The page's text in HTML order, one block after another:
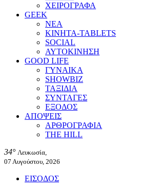
ΧΕΙΡΟΓΡΑΦΑ
GEEK
ΝΕΑ
ΚΙΝΗΤΑ-TABLETS
SOCIAL
ΑΥΤΟΚΙΝΗΣΗ
GOOD LIFE
ΓΥΝΑΙΚΑ
SHOWBIZ
ΤΑΞΙΔΙΑ
ΣΥΝΤΑΓΕΣ
ΕΞΟΔΟΣ
ΑΠΟΨΕΙΣ
ΑΡΘΡΟΓΡΑΦΙΑ
THE HILL
34° Λευκωσία,
07 Αυγούστου, 2026
ΕΙΣΟΔΟΣ